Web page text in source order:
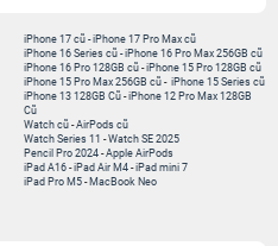
iPhone 17 cũ -iPhone 17 Pro Max cũ
iPhone 16 Series cũ - iPhone 16 Pro Max 256GB cũ
iPhone 16 Pro 128GB cũ -iPhone 15 Pro 128GB cũ
iPhone 15 Pro Max 256GB cũ - iPhone 15 Series cũ
iPhone 13 128GB Cũ -iPhone 12 Pro Max 128GB
Cũ
Watch cũ -AirPods cũ
Watch Series 11 -Watch SE 2025
Pencil Pro 2024 -Apple AirPods
iPad A16 -iPad Air M4 -iPad mini 7
iPad Pro M5 - MacBook Neo